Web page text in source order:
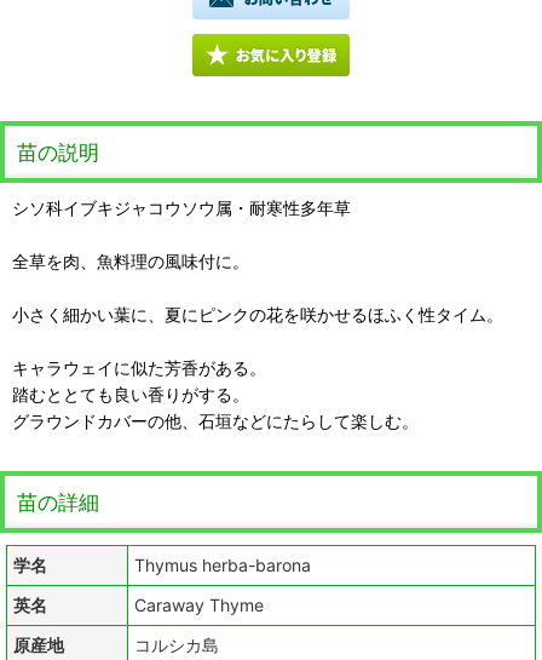
苗の説明
シソ科イブキジャコウソウ属・耐寒性多年草
全草を肉、魚料理の風味付に。
小さく細かい葉に、夏にピンクの花を咲かせるほふく性タイム。
キャラウェイに似た芳香がある。
踏むととても良い香りがする。
グラウンドカバーの他、石垣などにたらして楽しむ。
苗の詳細
学名
Thymus herba-barona
英名
Caraway Thyme
原産地
コルシカ島